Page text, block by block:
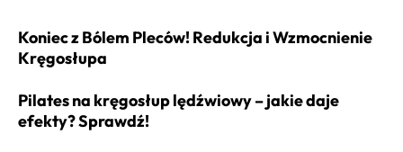
Koniec z Bólem Pleców! Redukcja i Wzmocnienie
Kręgosłupa
Pilates na kręgosłup lędźwiowy – jakie daje
efekty? Sprawdź!